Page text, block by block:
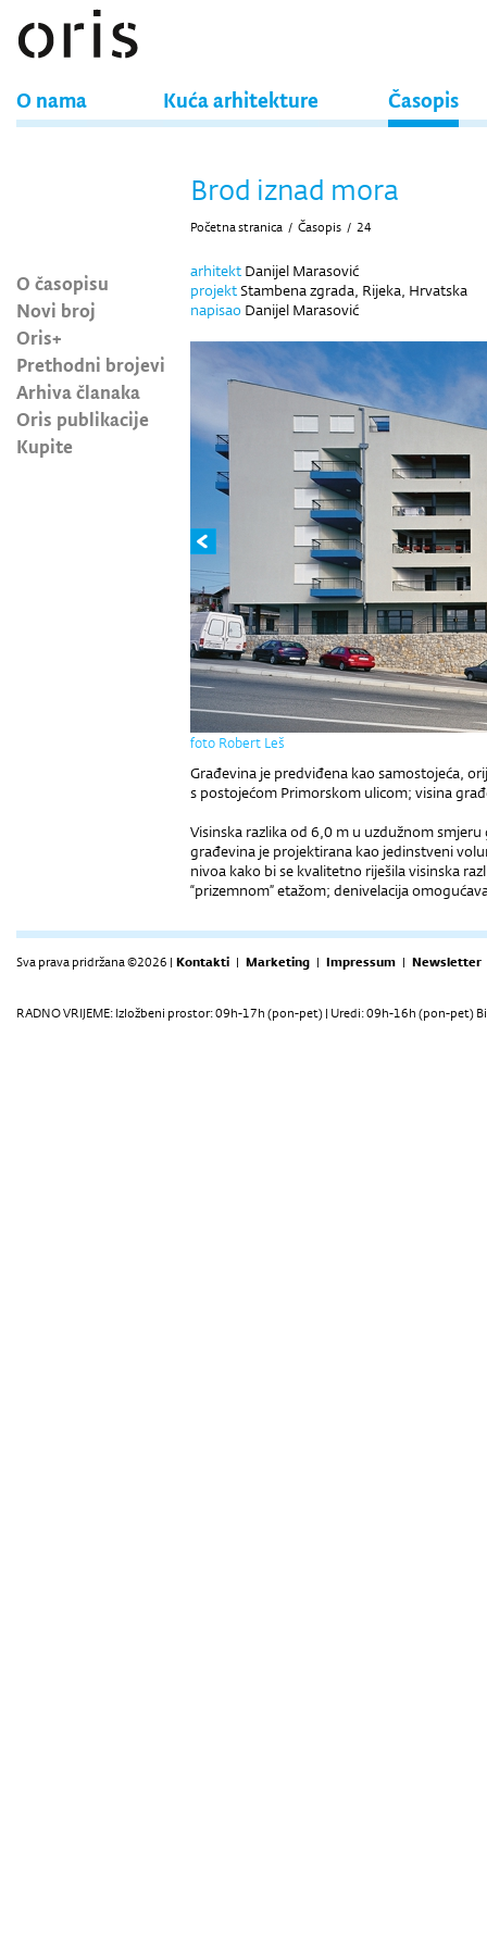
O nama Kuća arhitekture Časopis
O časopisu
Novi broj
Oris+
Prethodni brojevi
Arhiva članaka
Oris publikacije
Kupite
Brod iznad mora
Početna stranica / Časopis / 24
arhitekt Danijel Marasović
projektStambena zgrada, Rijeka, Hrvatska
napisao Danijel Marasović
foto Robert Leš
Građevina je predviđena kao samostojeća,
s postojećom Primorskom ulicom; visina
Visinska razlika od 6,0 m u uzdužnom
građevina je projektirana kao jedinstveni
nivoa kako bi se kvalitetno riješila visinska
“prizemnom” etažom; denivelacija
Sva prava pridržana ©2026 | Kontakti | Marketing | Impressum | Newsletter
RADNO VRIJEME: Izložbeni prostor: 09h-17h (pon-pet) | Uredi: 09h-16h (pon-pet)